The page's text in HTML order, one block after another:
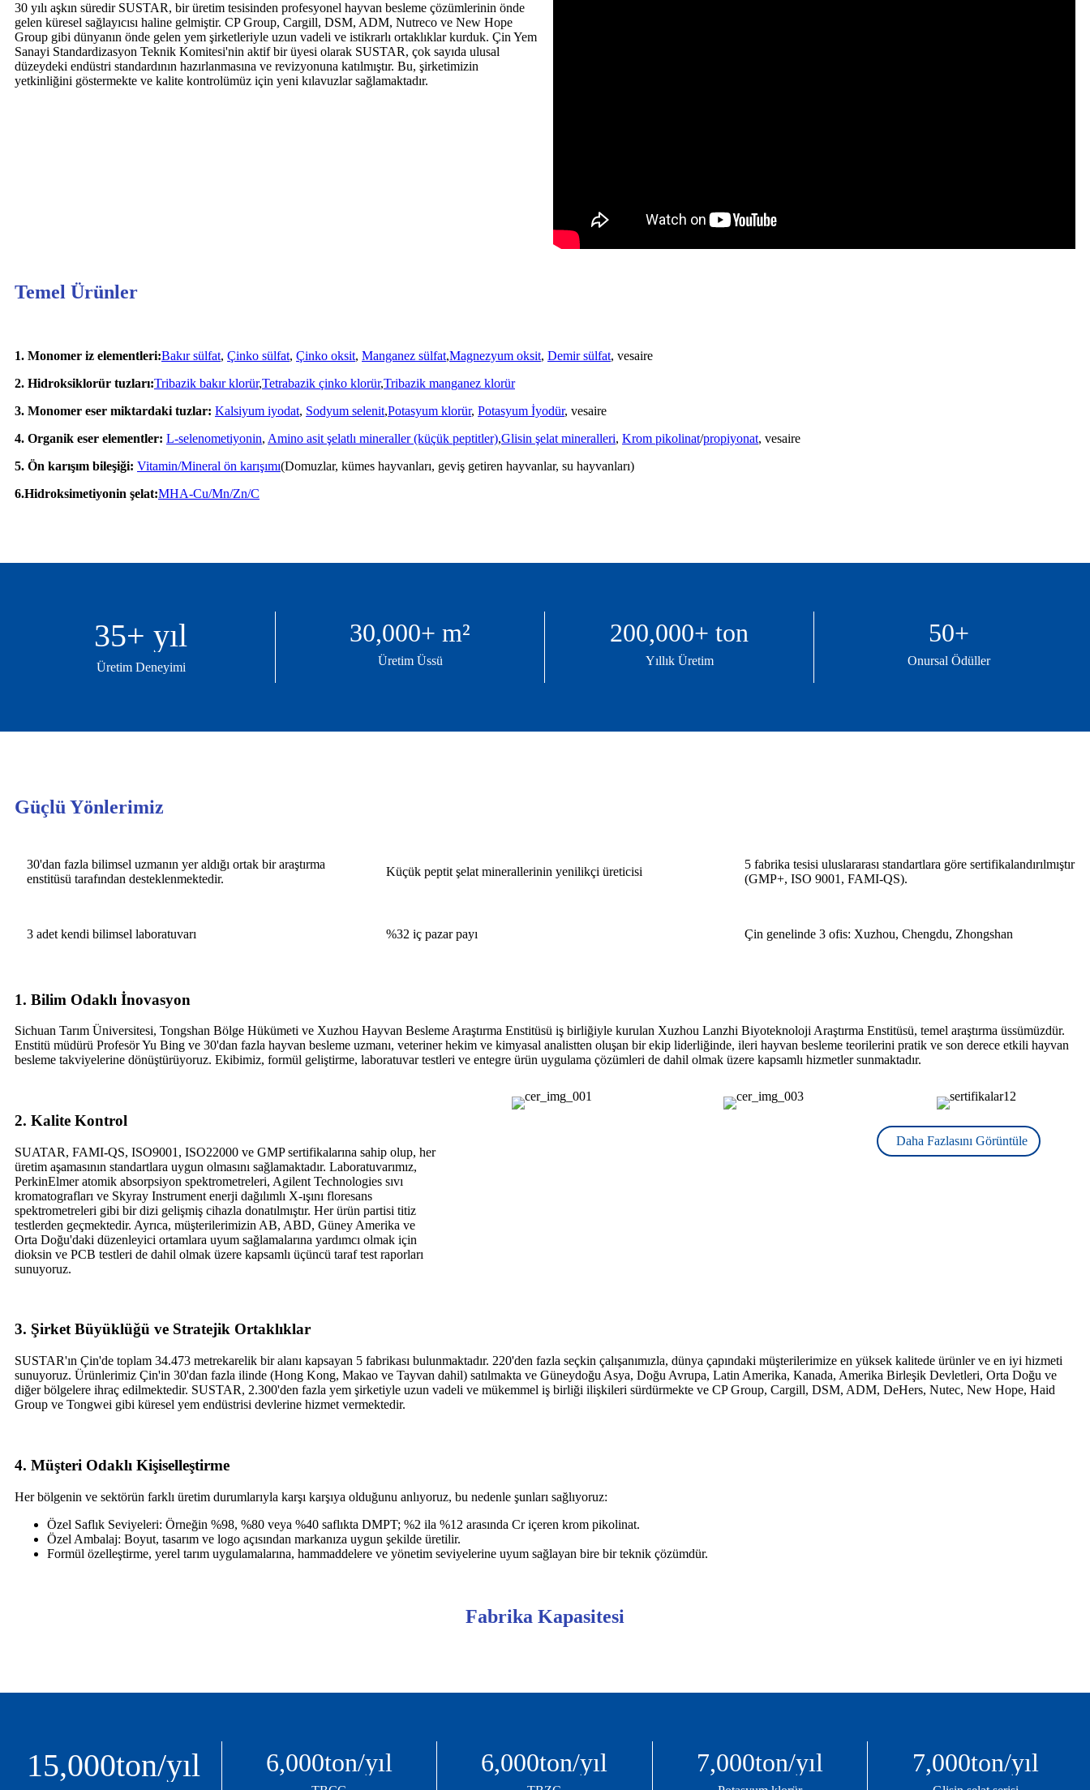
30 yılı aşkın süredir SUSTAR, bir üretim tesisinden profesyonel hayvan besleme çözümlerinin önde
gelen küresel sağlayıcısı haline gelmiştir. CP Group, Cargill, DSM, ADM, Nutreco ve New Hope
Group gibi dünyanın önde gelen yem şirketleriyle uzun vadeli ve istikrarlı ortaklıklar kurduk. Çin Yem
Sanayi Standardizasyon Teknik Komitesi'nin aktif bir üyesi olarak SUSTAR, çok sayıda ulusal
düzeydeki endüstri standardının hazırlanmasına ve revizyonuna katılmıştır. Bu, şirketimizin
yetkinliğini göstermekte ve kalite kontrolümüz için yeni kılavuzlar sağlamaktadır.
Temel Ürünler
1. Monomer iz elementleri:Bakır sülfat, Çinko sülfat, Çinko oksit, Manganez sülfat,Magnezyum oksit, Demir sülfat, vesaire
2. Hidroksiklorür tuzları:Tribazik bakır klorür,Tetrabazik çinko klorür,Tribazik manganez klorür
3. Monomer eser miktardaki tuzlar: Kalsiyum iyodat, Sodyum selenit,Potasyum klorür, Potasyum İyodür, vesaire
4. Organik eser elementler: L-selenometiyonin, Amino asit şelatlı mineraller (küçük peptitler),Glisin şelat mineralleri, Krom pikolinat/propiyonat, vesaire
5. Ön karışım bileşiği: Vitamin/Mineral ön karışımı(Domuzlar, kümes hayvanları, geviş getiren hayvanlar, su hayvanları)
6.Hidroksimetiyonin şelat:MHA-Cu/Mn/Zn/C
35+ yıl
Üretim Deneyimi
30,000+ m²
Üretim Üssü
200,000+ ton
Yıllık Üretim
50+
Onursal Ödüller
Güçlü Yönlerimiz
30'dan fazla bilimsel uzmanın yer aldığı ortak bir araştırma
enstitüsü tarafından desteklenmektedir.
3 adet kendi bilimsel laboratuvarı
Küçük peptit şelat minerallerinin yenilikçi üreticisi
%32 iç pazar payı
5 fabrika tesisi uluslararası standartlara göre sertifikalandırılmıştır
(GMP+, ISO 9001, FAMI-QS).
Çin genelinde 3 ofis: Xuzhou, Chengdu, Zhongshan
1. Bilim Odaklı İnovasyon
Sichuan Tarım Üniversitesi, Tongshan Bölge Hükümeti ve Xuzhou Hayvan Besleme Araştırma Enstitüsü iş birliğiyle kurulan Xuzhou Lanzhi Biyoteknoloji Araştırma Enstitüsü, temel araştırma üssümüzdür.
Enstitü müdürü Profesör Yu Bing ve 30'dan fazla hayvan besleme uzmanı, veteriner hekim ve kimyasal analistten oluşan bir ekip liderliğinde, ileri hayvan besleme teorilerini pratik ve son derece etkili hayvan
besleme takviyelerine dönüştürüyoruz. Ekibimiz, formül geliştirme, laboratuvar testleri ve entegre ürün uygulama çözümleri de dahil olmak üzere kapsamlı hizmetler sunmaktadır.
2. Kalite Kontrol
SUATAR, FAMI-QS, ISO9001, ISO22000 ve GMP sertifikalarına sahip olup, her
üretim aşamasının standartlara uygun olmasını sağlamaktadır. Laboratuvarımız,
PerkinElmer atomik absorpsiyon spektrometreleri, Agilent Technologies sıvı
kromatografları ve Skyray Instrument enerji dağılımlı X-ışını floresans
spektrometreleri gibi bir dizi gelişmiş cihazla donatılmıştır. Her ürün partisi titiz
testlerden geçmektedir. Ayrıca, müşterilerimizin AB, ABD, Güney Amerika ve
Orta Doğu'daki düzenleyici ortamlara uyum sağlamalarına yardımcı olmak için
dioksin ve PCB testleri de dahil olmak üzere kapsamlı üçüncü taraf test raporları
sunuyoruz.
Daha Fazlasını Görüntüle
3. Şirket Büyüklüğü ve Stratejik Ortaklıklar
SUSTAR'ın Çin'de toplam 34.473 metrekarelik bir alanı kapsayan 5 fabrikası bulunmaktadır. 220'den fazla seçkin çalışanımızla, dünya çapındaki müşterilerimize en yüksek kalitede ürünler ve en iyi hizmeti
sunuyoruz. Ürünlerimiz Çin'in 30'dan fazla ilinde (Hong Kong, Makao ve Tayvan dahil) satılmakta ve Güneydoğu Asya, Doğu Avrupa, Latin Amerika, Kanada, Amerika Birleşik Devletleri, Orta Doğu ve
diğer bölgelere ihraç edilmektedir. SUSTAR, 2.300'den fazla yem şirketiyle uzun vadeli ve mükemmel iş birliği ilişkileri sürdürmekte ve CP Group, Cargill, DSM, ADM, DeHers, Nutec, New Hope, Haid
Group ve Tongwei gibi küresel yem endüstrisi devlerine hizmet vermektedir.
4. Müşteri Odaklı Kişiselleştirme
Her bölgenin ve sektörün farklı üretim durumlarıyla karşı karşıya olduğunu anlıyoruz, bu nedenle şunları sağlıyoruz:
Özel Saflık Seviyeleri: Örneğin %98, %80 veya %40 saflıkta DMPT; %2 ila %12 arasında Cr içeren krom pikolinat.
Özel Ambalaj: Boyut, tasarım ve logo açısından markanıza uygun şekilde üretilir.
Formül özelleştirme, yerel tarım uygulamalarına, hammaddelere ve yönetim seviyelerine uyum sağlayan bire bir teknik çözümdür.
Fabrika Kapasitesi
15,000ton/yıl 6,000ton/yıl 6,000ton/yıl 7,000ton/yıl 7,000ton/yıl